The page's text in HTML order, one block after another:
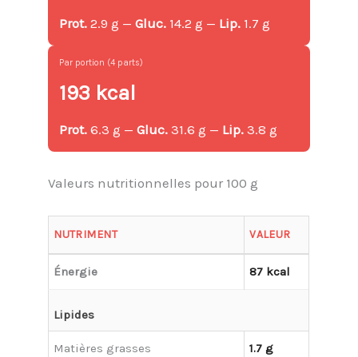
Prot. 2.9 g —Gluc. 14.2 g — Lip. 1.7 g
Par portion (4 parts)
193 kcal
Prot. 6.3 g —Gluc. 31.6 g — Lip. 3.8 g
Valeurs nutritionnelles pour 100 g
NUTRIMENT VALEUR
Énergie 87 kcal
Lipides
Matières grasses 1.7 g